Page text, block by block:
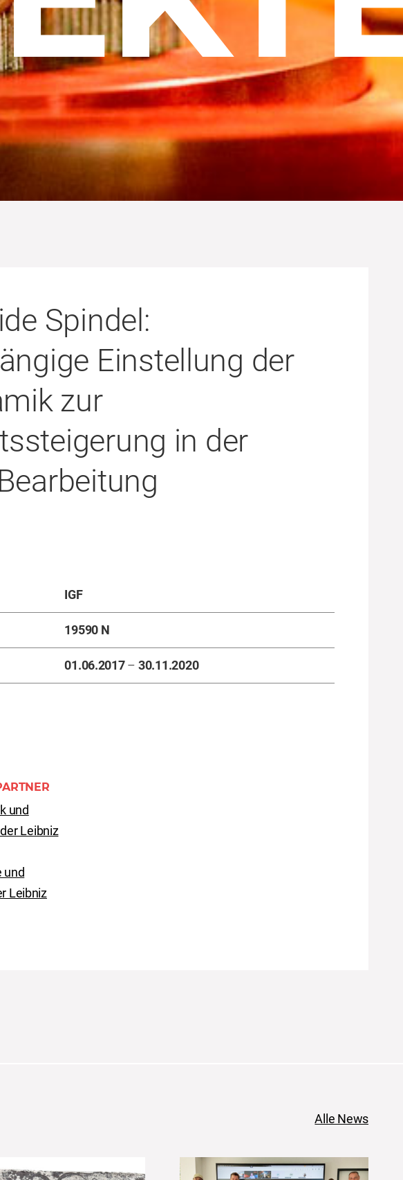
Spindel:
Einstellung der
zur
in der
IGF
19590 N
01.06.2017– 30.11.2020
und
Leibniz
und
Leibniz
Alle News